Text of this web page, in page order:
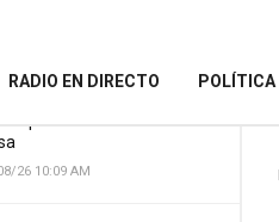
26 10:09 AM
RADIO EN DIRECTO POLÍTICA